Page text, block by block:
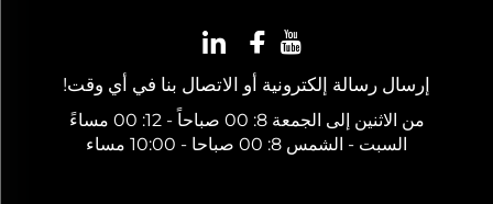
إرسال رسالة إلكترونية أو الاتصال بنا في أي وقت!
من الاثنين إلى الجمعة 8: 00 صباحاً - 12: 00 مساءً
السبت - الشمس 8: 00 صباحا - 10:00 مساء